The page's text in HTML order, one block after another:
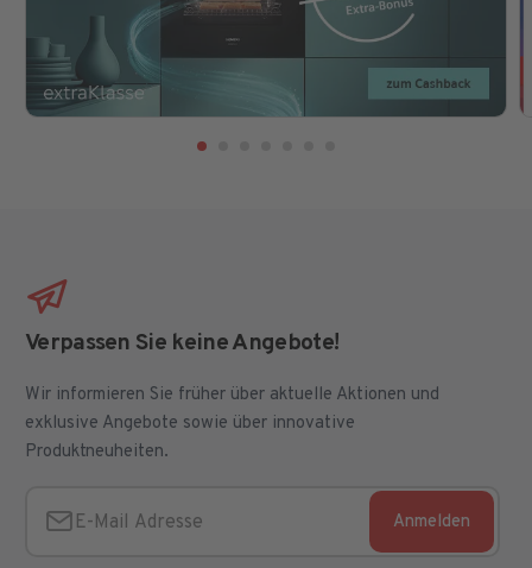
Verpassen Sie keine Angebote!
Wir informieren Sie früher über aktuelle Aktionen und
exklusive Angebote sowie über innovative
Produktneuheiten.
Anmelden